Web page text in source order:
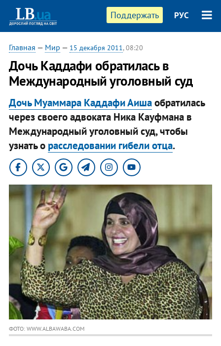
Поддержать РУС
Главная — Мир — 15 декабря 2011, 08:20
Дочь Каддафи обратилась в
Международный уголовный суд
Дочь Муаммара Каддафи Аишаобратилась
через своего адвоката Ника Кауфмана в
Международный уголовный суд, чтобы
узнать о расследовании гибели отца.
ФОТО: WWW.ALBAWABA.COM